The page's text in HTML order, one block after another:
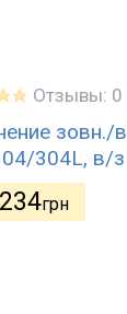
Отзывы: 0
зовн./
304L, в/
234грн